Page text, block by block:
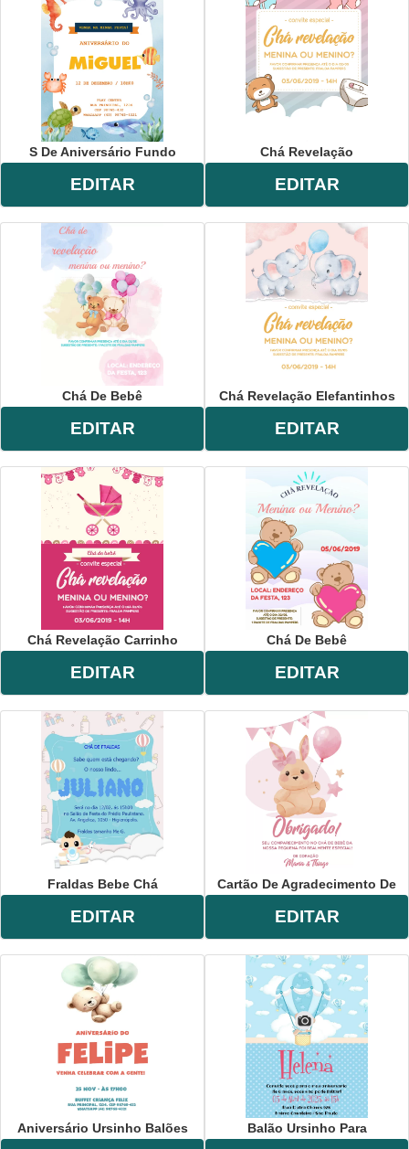
S De Aniversário Fundo
EDITAR
Chá Revelação
EDITAR
Chá De Bebê
EDITAR
Chá Revelação Elefantinhos
EDITAR
Chá Revelação Carrinho
EDITAR
Chá De Bebê
EDITAR
Fraldas Bebe Chá
EDITAR
Cartão De Agradecimento De
EDITAR
Aniversário Ursinho Balões Balão Ursinho Para